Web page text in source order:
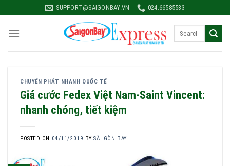
to
content
SUPPORT@SAIGONBAY.VN 024.66585533
CHUYỂN PHÁT NHANH QUỐC TẾ
Giá cước Fedex Việt Nam-Saint Vincent:
nhanh chóng, tiết kiệm
POSTED ON 04/11/2019 BYSÀI GÒN BAY